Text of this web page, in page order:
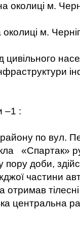
м.
м.
–1 :
району по вул.
«Спартак»
доби,
частини
отримав
центральна